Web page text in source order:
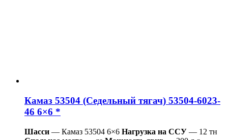
Камаз 53504 (Седельный тягач) 53504-6023-
46 6×6 *
Шасси — Камаз 53504 6×6 Нагрузка на ССУ — 12 тн